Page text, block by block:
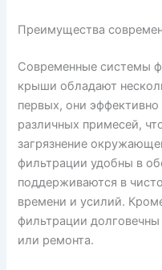
Преимущества
Современные системы
крыши обладают
первых, они
различных примесей,
загрязнение
фильтрации удобны в
поддерживаются в
времени и усилий.
фильтрации
или ремонта.